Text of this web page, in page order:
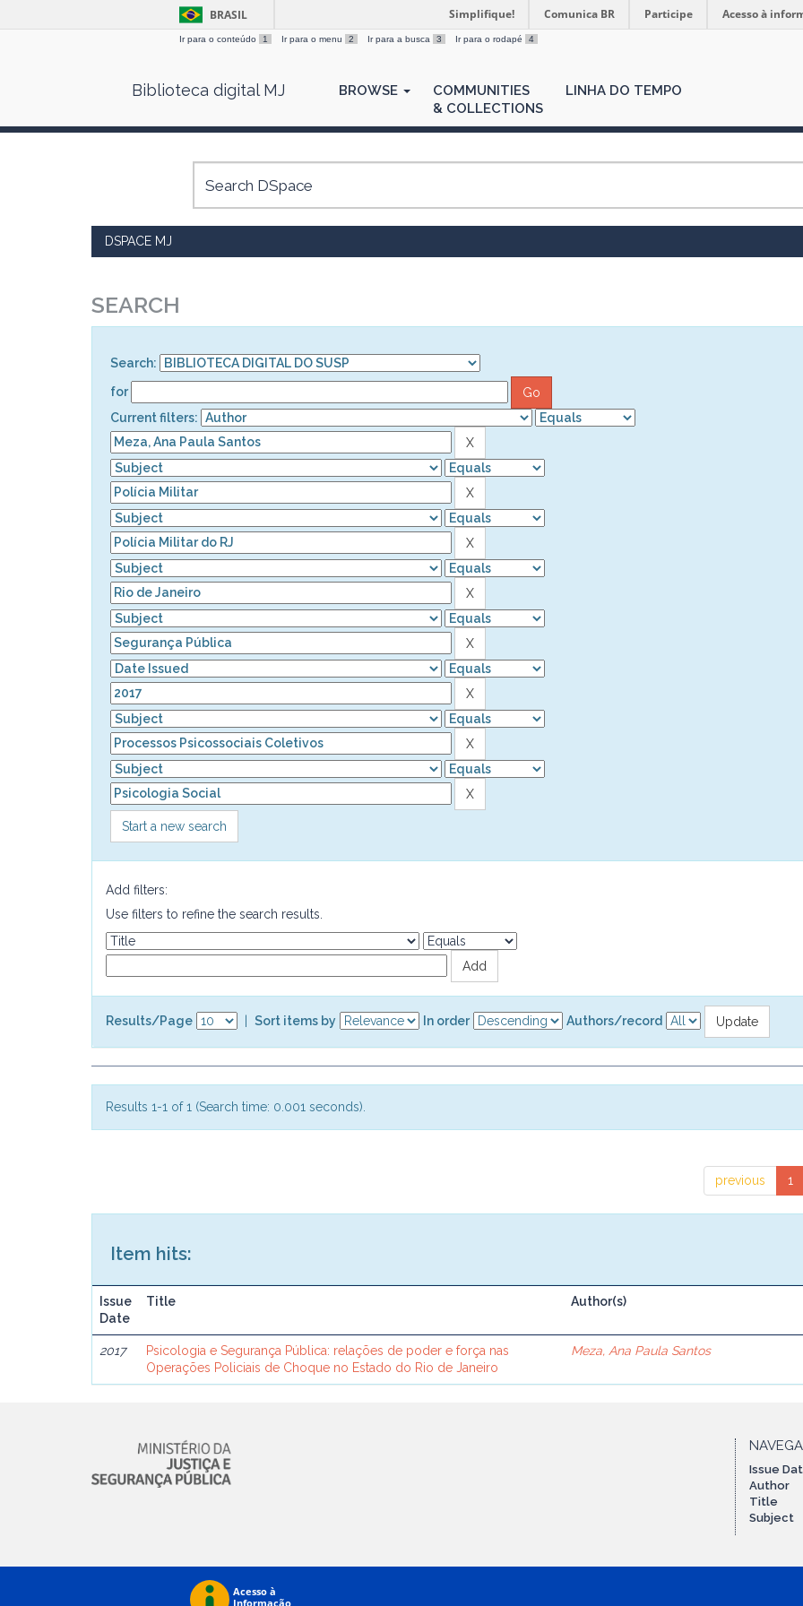
BRASIL Simplifique! Comunica BR Participe Acesso à
Ir para o conteúdo 1 Ir para o menu 2 Ir para a busca 3 Ir para o rodapé 4
Biblioteca digital MJ BROWSE
COMMUNITIES
& COLLECTIONS
LINHA DO TEMPO
DSPACE MJ
SEARCH
Search:
for
Current filters:
Start a new search
Add filters:
Use filters to refine the search results.
Results/Page Sort items by In order Authors/record
Results 1-1 of 1 (Search time: 0.001 seconds).
previous 1
Item hits:
Issue
Date
Title Author(s)
2017
Psicologia e Segurança Pública: relações de poder e força nas
Operações Policiais de Choque no Estado do Rio de Janeiro
Meza, Ana Paula Santos
Issue
Author
Title
Subject